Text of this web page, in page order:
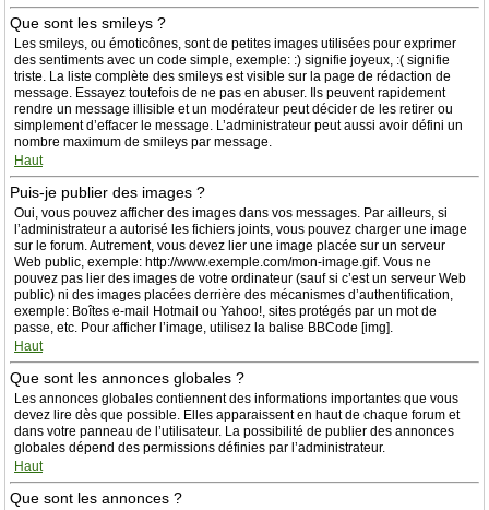
Que sont les smileys ?
Les smileys, ou émoticônes, sont de petites images utilisées pour exprimer
des sentiments avec un code simple, exemple: :) signifie joyeux, :( signifie
triste. La liste complète des smileys est visible sur la page de rédaction de
message. Essayez toutefois de ne pas en abuser. Ils peuvent rapidement
rendre un message illisible et un modérateur peut décider de les retirer ou
simplement d’effacer le message. L’administrateur peut aussi avoir défini un
nombre maximum de smileys par message.
Haut
Puis-je publier des images ?
Oui, vous pouvez afficher des images dans vos messages. Par ailleurs, si
l’administrateur a autorisé les fichiers joints, vous pouvez charger une image
sur le forum. Autrement, vous devez lier une image placée sur un serveur
Web public, exemple: http://www.exemple.com/mon-image.gif. Vous ne
pouvez pas lier des images de votre ordinateur (sauf si c’est un serveur Web
public) ni des images placées derrière des mécanismes d’authentification,
exemple: Boîtes e-mail Hotmail ou Yahoo!, sites protégés par un mot de
passe, etc. Pour afficher l’image, utilisez la balise BBCode [img].
Haut
Que sont les annonces globales ?
Les annonces globales contiennent des informations importantes que vous
devez lire dès que possible. Elles apparaissent en haut de chaque forum et
dans votre panneau de l’utilisateur. La possibilité de publier des annonces
globales dépend des permissions définies par l’administrateur.
Haut
Que sont les annonces ?